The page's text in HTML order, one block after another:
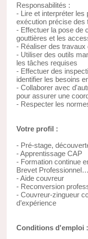
Responsabilités :
- Lire et interpréter
exécution précise des
- Effectuer la pose de
gouttières et les
- Réaliser des travaux
- Utiliser des outils
les tâches requises
- Effectuer des
identifier les besoins
- Collaborer avec
pour assurer une
- Respecter les
Votre profil :
- Pré-stage,
- Apprentissage CAP
- Formation continue
Brevet
- Aide couvreur
- Reconversion
- Couvreur-zingueur
d’expérience
Conditions d'emploi :